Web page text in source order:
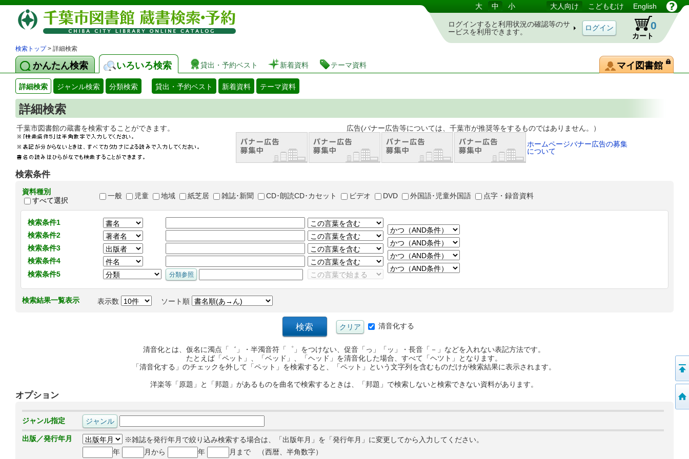
図書館 蔵書検索・予約システム 大 中 小 大人向け こどもむけ English
ログインすると利用状況の確認等のサ
ービスを利用できます。
カート
0
検索トップ> 詳細検索
かんたん検索 いろいろ検索 貸出・予約ベスト 新着資料 テーマ資料 マイ図書館
詳細検索 ジャンル検索 分類検索 貸出・予約ベスト 新着資料 テーマ資料
詳細検索
千葉市図書館の蔵書を検索することができます。 広告(バナー広告等については、千葉市が推奨等をするものではありません。）
ホームページバナー広告の募集
について
検索条件
資料種別
すべて選択
一般 児童 地域 紙芝居 雑誌･新聞 CD･朗読CD･カセット ビデオ DVD 外国語･児童外国語 点字・録音資料
検索条件1
検索条件2
検索条件3
検索条件4
検索条件5
検索結果一覧表示 表示数 ソート順
清音化する
清音化とは、仮名に濁点「゛」・半濁音符「゜」をつけない、促音「っ」「ッ」・長音「－」などを入れない表記方法です。
たとえば「ペット」、「ベッド」、「ヘッド」を清音化した場合、すべて「ヘツト」となります。
「清音化する」のチェックを外して「ペット」を検索すると、「ペット」という文字列を含むものだけが検索結果に表示されます。
洋楽等「原題」と「邦題」があるものを曲名で検索するときは、「邦題」で検索しないと検索できない資料があります。
オプション
ジャンル指定
出版／発行年月
※雑誌を発行年月で絞り込み検索する場合は、「出版年月」を「発行年月」に変更してから入力してください。
年
月から 年 月まで （西暦、半角数字）